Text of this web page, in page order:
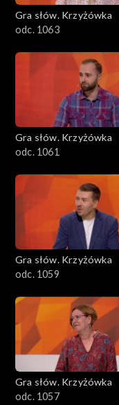
Gra słów. Krzyżówka
odc. 1063
Gra słów. Krzyżówka
odc. 1061
Gra słów. Krzyżówka
odc. 1059
Gra słów. Krzyżówka
odc. 1057